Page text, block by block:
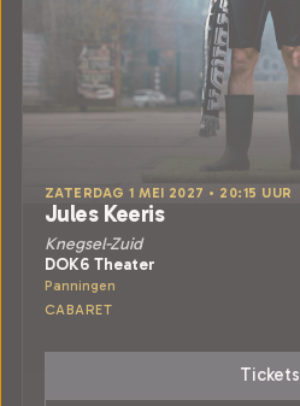
ZATERDAG 1 MEI 2027 • 20:15 UUR
Jules Keeris
Knegsel-Zuid
DOK6 Theater
Panningen
CABARET
Tickets